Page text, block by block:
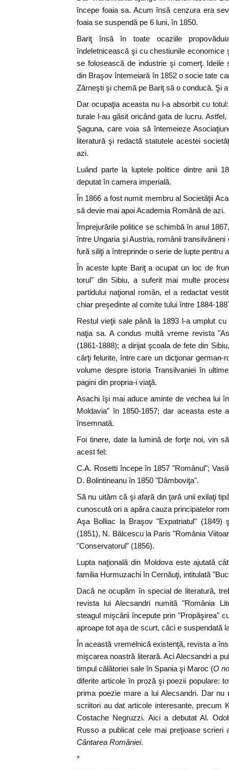
începe foaia sa. Acum însă cenzura era
foaia se suspendă pe 6 luni, în 1850.
Bariţ însă în toate ocaziile
îndeletnicească şi cu chestiunile
se folosească de industrie şi comerţ. Ideile
din Braşov întemeiară în 1852 o socie tate
Zărneşti şi chemă pe Bariţ să o conducă. Şi
Dar ocupaţia aceasta nu l-a absorbit cu
turale l-au găsit oricând gata de lucru.
Şaguna, care voia să întemeieze
literatură şi redactă statutele acestei
azi.
Luând parte la luptele politice dintre anii
deputat în camera imperială.
În 1866 a fost numit membru al Societăţii
să devie mai apoi Academia Română de azi.
Împrejurările politice se schimbă în anul
între Ungaria şi Austria, românii
fură siliţi a întreprinde o serie de lupte pentru
În aceste lupte Bariţ a ocupat un loc de
torul" din Sibiu, a suferit mai multe
partidului naţional român, el a redactat
chiar preşedinte al comite tului între 1884-
Restul vieţii sale până la 1893 l-a umplut
naţia sa. A condus multă vreme revista
(1861-1888); a dirijat şcoala de fete din
cărţi felurite, între care un dicţionar german-
volume despre istoria Transilvaniei în
pagini din propria-i viaţă.
Asachi îşi mai aduce aminte de vechea lui
Moldavia" în 1850-1857; dar aceasta este
însemnată.
Foi tinere, date la lumină de forţe noi, vin
acest fel:
C.A. Rosetti începe în 1857 "Românul";
D. Bolintineanu în 1850 "Dâmboviţa".
Să nu uităm că şi afară din ţară unii exilaţi
cunoscută ori a apăra cauza principatelor
Aşa Bolliac la Braşov "Expatriatul" (1849)
(1851), N. Bălcescu la Paris "România
"Conservatorul" (1856).
Lupta naţională din Moldova este ajutată
familia Hurmuzachi în Cernăuţi, intitulată
Dacă ne ocupăm în special de literatură,
revista lui Alecsandri numită "România
steagul mişcării începute prin "Propăşirea"
aproape tot aşa de scurt, căci e suspendată
În această vremelnică existenţă, revista a
mişcarea noastră literară. Aci Alecsandri a
timpul călătoriei sale în Spania şi Maroc (O
diferite articole în proză şi poezii populare:
prima poezie mare a lui Alecsandri. Dar
scriitori au dat articole interesante, precum
Costache Negruzzi. Aici a debutat Al.
Russo a publicat cele mai preţioase scrieri
Cântarea României.
*